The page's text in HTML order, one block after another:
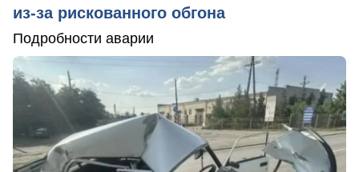
из-за рискованного обгона
Подробности аварии